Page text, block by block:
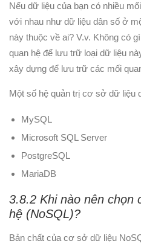
Nếu dữ liệu của bạn có nhiều
với nhau như dữ liệu dân số ở
này thuộc về ai? V.v. Không có
quan hệ để lưu trữ loại dữ liệu
xây dựng để lưu trữ các mối
Một số hệ quản trị cơ sở dữ liệu
MySQL
Microsoft SQL Server
PostgreSQL
MariaDB
3.8.2 Khi nào nên chọn
hệ (NoSQL)?
Bản chất của cơ sở dữ liệu